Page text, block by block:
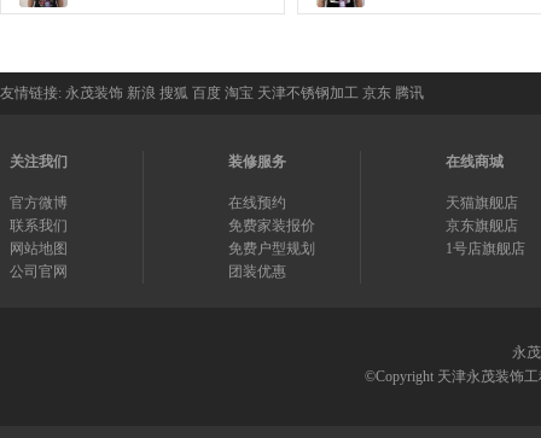
友情链接: 永茂装饰 新浪 搜狐 百度 淘宝 天津不锈钢加工 京东 腾讯
关注我们
官方微博
联系我们
网站地图
公司官网
装修服务
在线预约
免费家装报价
免费户型规划
团装优惠
在线商城
天猫旗舰店
京东旗舰店
1号店旗舰店
永
©Copyright 天津永茂装饰